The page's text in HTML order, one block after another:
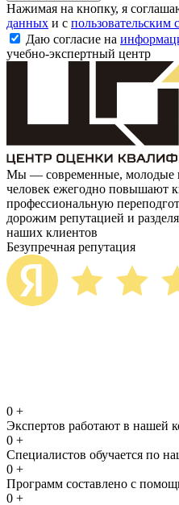
Нажимая на кнопку, я
данных и с пользовательским
Даю согласие на
учебно-экспертный центр
Мы — современные, молодые
человек ежегодно повышают
профессиональную
дорожим репутацией и
наших клиентов
Безупречная репутация
0 +
Экспертов работают в нашей
0 +
Специалистов обучается по
0 +
Программ составлено с
0 +